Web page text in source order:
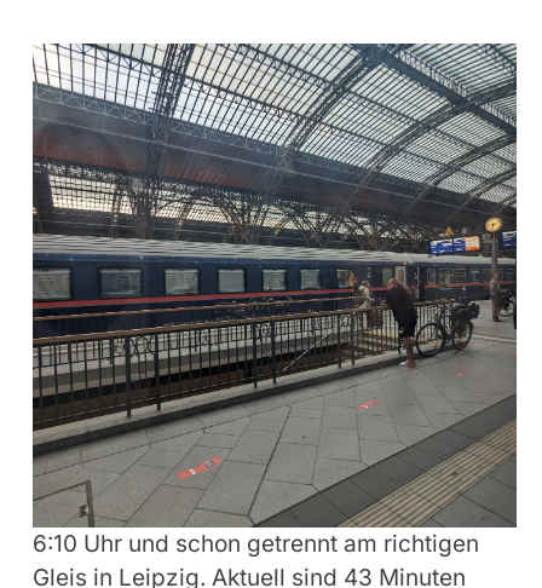
6:10 Uhr und schon getrennt am richtigen
Gleis in Leipzig. Aktuell sind 43 Minuten